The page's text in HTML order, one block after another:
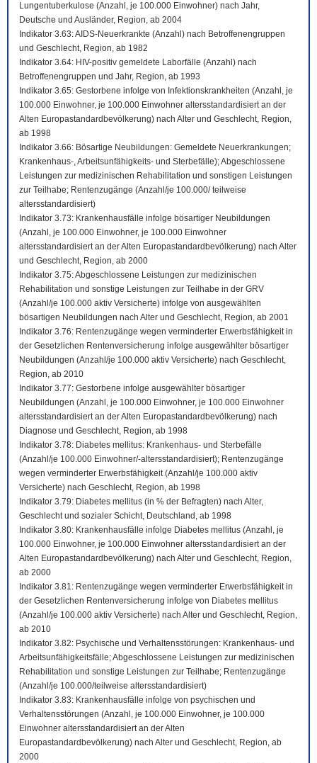
Lungentuberkulose (Anzahl, je 100.000 Einwohner) nach Jahr,
Deutsche und Ausländer, Region, ab 2004
Indikator 3.63: AIDS-Neuerkrankte (Anzahl) nach Betroffenengruppen
und Geschlecht, Region, ab 1982
Indikator 3.64: HIV-positiv gemeldete Laborfälle (Anzahl) nach
Betroffenengruppen und Jahr, Region, ab 1993
Indikator 3.65: Gestorbene infolge von Infektionskrankheiten (Anzahl, je
100.000 Einwohner, je 100.000 Einwohner altersstandardisiert an der
Alten Europastandardbevölkerung) nach Alter und Geschlecht, Region,
ab 1998
Indikator 3.66: Bösartige Neubildungen: Gemeldete Neuerkrankungen;
Krankenhaus-, Arbeitsunfähigkeits- und Sterbefälle); Abgeschlossene
Leistungen zur medizinischen Rehabilitation und sonstigen Leistungen
zur Teilhabe; Rentenzugänge (Anzahl/je 100.000/ teilweise
altersstandardisiert)
Indikator 3.73: Krankenhausfälle infolge bösartiger Neubildungen
(Anzahl, je 100.000 Einwohner, je 100.000 Einwohner
altersstandardisiert an der Alten Europastandardbevölkerung) nach Alter
und Geschlecht, Region, ab 2000
Indikator 3.75: Abgeschlossene Leistungen zur medizinischen
Rehabilitation und sonstige Leistungen zur Teilhabe in der GRV
(Anzahl/je 100.000 aktiv Versicherte) infolge von ausgewählten
bösartigen Neubildungen nach Alter und Geschlecht, Region, ab 2001
Indikator 3.76: Rentenzugänge wegen verminderter Erwerbsfähigkeit in
der Gesetzlichen Rentenversicherung infolge ausgewählter bösartiger
Neubildungen (Anzahl/je 100.000 aktiv Versicherte) nach Geschlecht,
Region, ab 2010
Indikator 3.77: Gestorbene infolge ausgewählter bösartiger
Neubildungen (Anzahl, je 100.000 Einwohner, je 100.000 Einwohner
altersstandardisiert an der Alten Europastandardbevölkerung) nach
Diagnose und Geschlecht, Region, ab 1998
Indikator 3.78: Diabetes mellitus: Krankenhaus- und Sterbefälle
(Anzahl/je 100.000 Einwohner/-altersstandardisiert); Rentenzugänge
wegen verminderter Erwerbsfähigkeit (Anzahl/je 100.000 aktiv
Versicherte) nach Geschlecht, Region, ab 1998
Indikator 3.79: Diabetes mellitus (in % der Befragten) nach Alter,
Geschlecht und sozialer Schicht, Deutschland, ab 1998
Indikator 3.80: Krankenhausfälle infolge Diabetes mellitus (Anzahl, je
100.000 Einwohner, je 100.000 Einwohner altersstandardisiert an der
Alten Europastandardbevölkerung) nach Alter und Geschlecht, Region,
ab 2000
Indikator 3.81: Rentenzugänge wegen verminderter Erwerbsfähigkeit in
der Gesetzlichen Rentenversicherung infolge von Diabetes mellitus
(Anzahl/je 100.000 aktiv Versicherte) nach Alter und Geschlecht, Region,
ab 2010
Indikator 3.82: Psychische und Verhaltensstörungen: Krankenhaus- und
Arbeitsunfähigkeitsfälle; Abgeschlossene Leistungen zur medizinischen
Rehabilitation und sonstige Leistungen zur Teilhabe; Rentenzugänge
(Anzahl/je 100.000/teilweise altersstandardisiert)
Indikator 3.83: Krankenhausfälle infolge von psychischen und
Verhaltensstörungen (Anzahl, je 100.000 Einwohner, je 100.000
Einwohner altersstandardisiert an der Alten
Europastandardbevölkerung) nach Alter und Geschlecht, Region, ab
2000